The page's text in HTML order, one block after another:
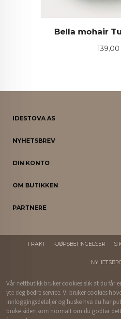
Bella mohair
Pris
139,00
IDESTOVA AS
NYHETSBREV
DIN KONTO
OM BUTIKKEN
PARTNERE
FRAKT KJØPSBETINGELSER
Vår nettbutikk bruker cookies slik at du får
yte deg bedre service. Vi bruker cookies
innloggingsdetaljer og huske hva du har
bruke siden som normalt om du godtar